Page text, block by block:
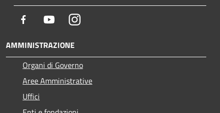
Facebook YoutubeInstagram
AMMINISTRAZIONE
Organi di Governo
Aree Amministrative
Uffici